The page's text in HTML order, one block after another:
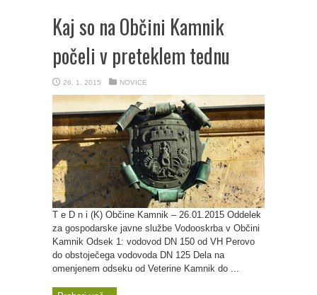
Kaj so na Občini Kamnik
počeli v preteklem tednu
26. 1. 2015 NOVICE
T e D n i (K) Občine Kamnik – 26.01.2015 Oddelek
za gospodarske javne službe Vodooskrba v Občini
Kamnik Odsek 1: vodovod DN 150 od VH Perovo
do obstoječega vodovoda DN 125 Dela na
omenjenem odseku od Veterine Kamnik do ...